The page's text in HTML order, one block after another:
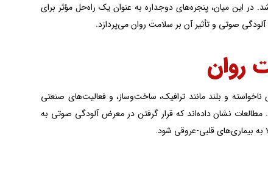
در این میان، پنجره‌های دوجداره به عنوان یک راه‌حل مؤثر برای
صوتی و تأثیر آن بر سلامت روان می‌پردازد.
روان
و بلند مانند ترافیک، ساخت‌وساز، و فعالیت‌های صنعتی
نشان داده‌اند که قرار گرفتن در معرض آلودگی صوتی به
به بیماری‌های قلبی-عروقی شود.